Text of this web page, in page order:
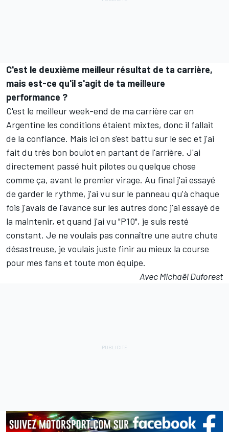
C'est le deuxième meilleur résultat de ta carrière,
mais est-ce qu'il s'agit de ta meilleure
performance ?
C'est le meilleur week-end de ma carrière car en
Argentine les conditions étaient mixtes, donc il fallait
de la confiance. Mais ici on s'est battu sur le sec et j'ai
fait du très bon boulot en partant de l'arrière. J'ai
directement passé huit pilotes ou quelque chose
comme ça, avant le premier virage. Au final j'ai essayé
de garder le rythme, j'ai vu sur le panneau qu'à chaque
fois j'avais de l'avance sur les autres donc j'ai essayé de
la maintenir, et quand j'ai vu "P10", je suis resté
constant. Je ne voulais pas connaître une autre chute
désastreuse, je voulais juste finir au mieux la course
pour mes fans et toute mon équipe.
Avec Michaël Duforest